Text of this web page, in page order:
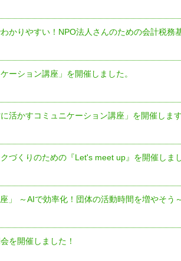
かりやすい！NPO法人さんのための会計税務
ケーション講座」を開催しました。
に活かすコミュニケーション講座」を開催しま
づくりのための『Let's meet up』を開催しまし
座」 ～AIで効率化！団体の活動時間を増やそう
を開催しました！